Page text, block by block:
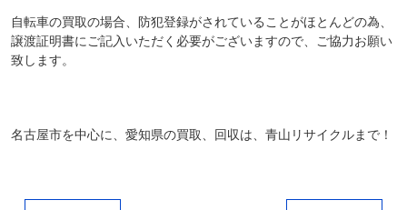
自転車の買取の場合、防犯登録がされていることがほとんどの為、
譲渡証明書にご記入いただく必要がございますので、ご協力お願い
致します。
名古屋市を中心に、愛知県の買取、回収は、青山リサイクルまで！